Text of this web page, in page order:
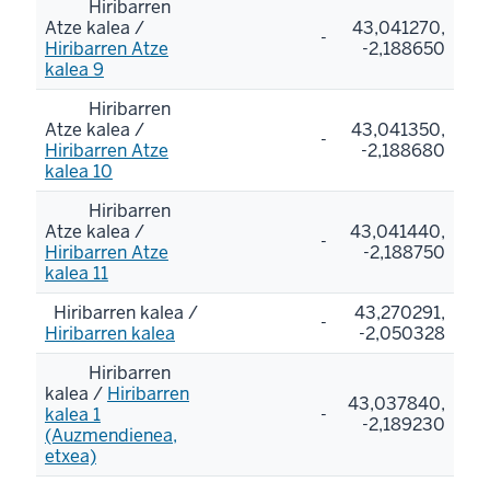
Hiribarren
Atze kalea /
Hiribarren Atze
kalea 9
-
43,041270,
-2,188650
Hiribarren
Atze kalea /
Hiribarren Atze
kalea 10
-
43,041350,
-2,188680
Hiribarren
Atze kalea /
Hiribarren Atze
kalea 11
-
43,041440,
-2,188750
Hiribarren kalea /
Hiribarren kalea
-
43,270291,
-2,050328
Hiribarren
kalea / Hiribarren
kalea 1
(Auzmendienea,
etxea)
-
43,037840,
-2,189230